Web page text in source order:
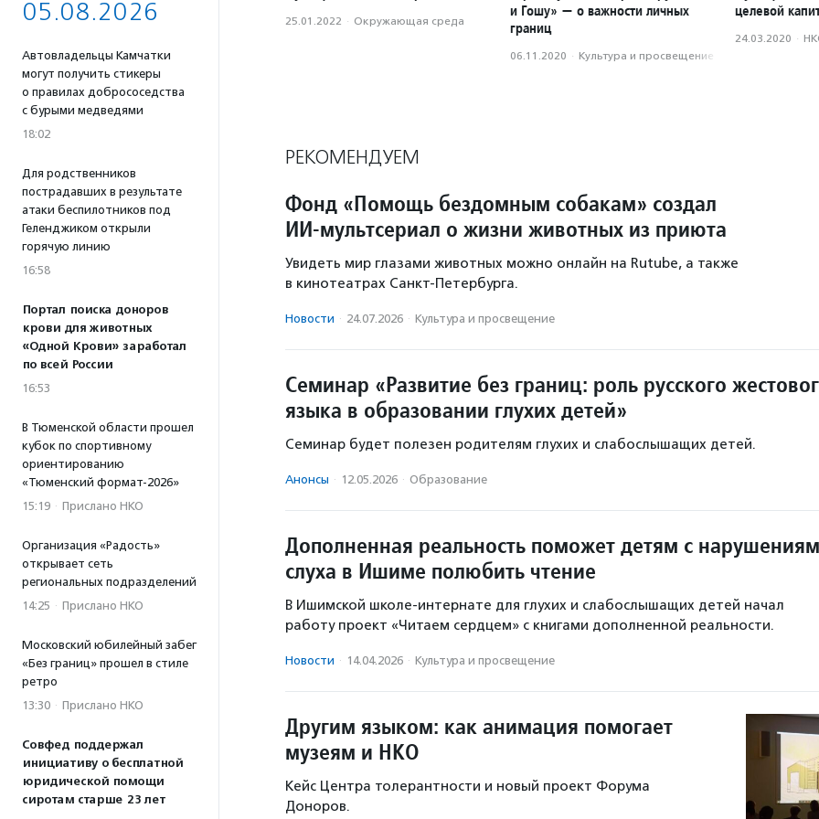
05.08.2026
Автовладельцы Камчатки
могут получить стикеры
о правилах добрососедства
с бурыми медведями
18:02
Для родственников
пострадавших в результате
атаки беспилотников под
Геленджиком открыли
горячую линию
16:58
Портал поиска доноров
крови для животных
«Одной Крови» заработал
по всей России
16:53
В Тюменской области прошел
кубок по спортивному
ориентированию
«Тюменский формат-2026»
15:19 · Прислано НКО
Организация «Радость»
открывает сеть
региональных подразделений
14:25 · Прислано НКО
Московский юбилейный забег
«Без границ» прошел в стиле
ретро
13:30 · Прислано НКО
Совфед поддержал
инициативу о бесплатной
юридической помощи
сиротам старше 23 лет
25.01.2022 · Окружающая среда
и Гошу» — о важности личных
границ
06.11.2020 · Культура и просвещение
целевой
24.03.2020 ·
РЕКОМЕНДУЕМ
Фонд «Помощь бездомным собакам» создал
ИИ‑мультсериал о жизни животных из приюта
Увидеть мир глазами животных можно онлайн на Rutube, а также
в кинотеатрах Санкт-Петербурга.
Новости · 24.07.2026 · Культура и просвещение
Семинар «Развитие без границ: роль русского
языка в образовании глухих детей»
Семинар будет полезен родителям глухих и слабослышащих детей.
Анонсы · 12.05.2026 · Образование
Дополненная реальность поможет детям с
слуха в Ишиме полюбить чтение
В Ишимской школе-интернате для глухих и слабослышащих детей начал
работу проект «Читаем сердцем» с книгами дополненной реальности.
Новости · 14.04.2026 · Культура и просвещение
Другим языком: как анимация помогает
музеям и НКО
Кейс Центра толерантности и новый проект Форума
Доноров.